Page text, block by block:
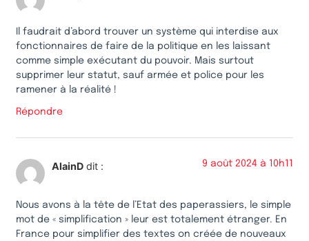
Il faudrait d’abord trouver un système qui interdise aux
fonctionnaires de faire de la politique en les laissant
comme simple exécutant du pouvoir. Mais surtout
supprimer leur statut, sauf armée et police pour les
ramener à la réalité !
Répondre
AlainD dit : 9 août 2024 à 10h11
Nous avons à la tête de l’Etat des paperassiers, le simple
mot de « simplification » leur est totalement étranger. En
France pour simplifier des textes on créée de nouveaux